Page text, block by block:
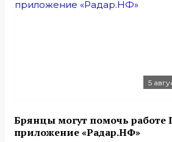
5
Брянцы могут помочь работе
приложение «Радар.НФ»